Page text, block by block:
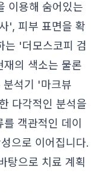
이용해 숨어있는
', 피부 표면을 확
는 '더모스코피 검
의 색소는 물론
분석기 '마크뷰
다각적인 분석을
객관적인 데이
으로 이어집니다.
탕으로 치료 계획